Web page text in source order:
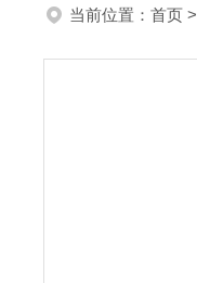
当前位置： 首页 >